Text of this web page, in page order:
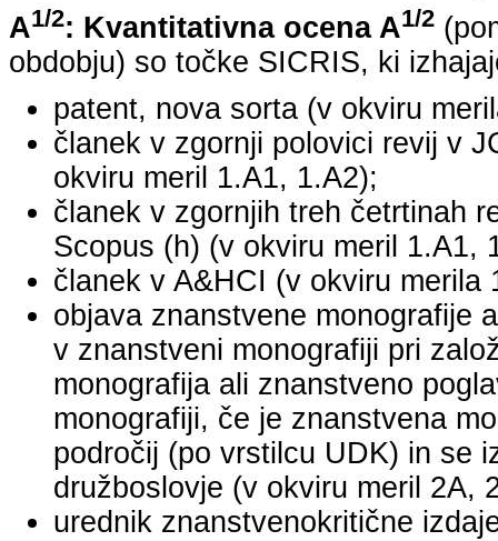
A1/2: Kvantitativna ocena A1/2
obdobju) so točke SICRIS, ki
patent, nova sorta (v okviru
članek v zgornji polovici revij v
okviru meril 1.A1, 1.A2);
članek v zgornjih treh četrtinah
Scopus (h) (v okviru meril 1.A1,
članek v A&HCI (v okviru merila
objava znanstvene monografije
v znanstveni monografiji pri
monografija ali znanstveno
monografiji, če je znanstvena
področij (po vrstilcu UDK) in se
družboslovje (v okviru meril 2A,
urednik znanstvenokritične